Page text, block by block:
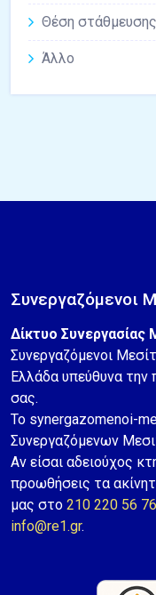
Θέση στάθμευσης
Άλλο
Συνεργαζόμενοι
Δίκτυο Συνεργασίας
Συνεργαζόμενοι
Ελλάδα υπεύθυνα την
σας.
Το synergazomenoi-
Συνεργαζόμενων
Αν είσαι αδειούχος
προωθήσεις τα
μας στο 210 220 56 76
info@re1.gr.